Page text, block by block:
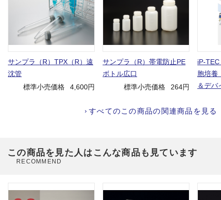
サンプラ（R）TPX（R）遠
沈管
標準小売価格
4,600円
サンプラ（R）帯電防止PE
ボトル広口
標準小売価格
264円
iP-
胞培養
＆デバ
すべてのこの商品の関連商品を見る
この商品を見た人はこんな商品も見ています
RECOMMEND